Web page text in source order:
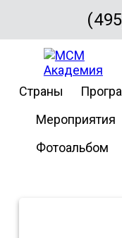
Страны
Мероприятия
Фотоальбом
Rivers